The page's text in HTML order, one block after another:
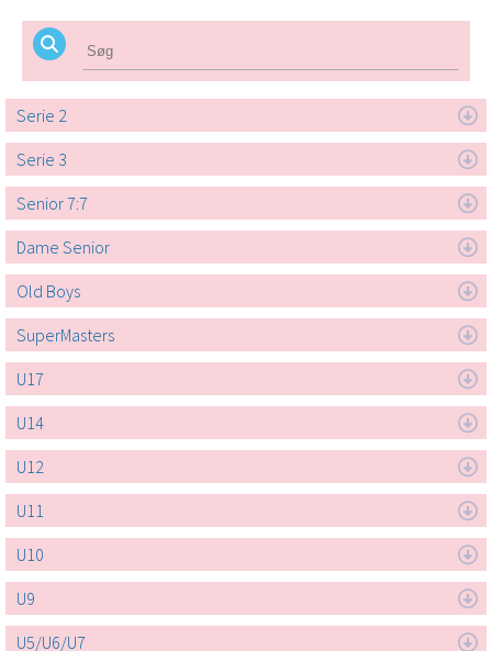
Serie 2
Serie 3
Senior 7:7
Dame Senior
Old Boys
SuperMasters
U17
U14
U12
U11
U10
U9
U5/U6/U7